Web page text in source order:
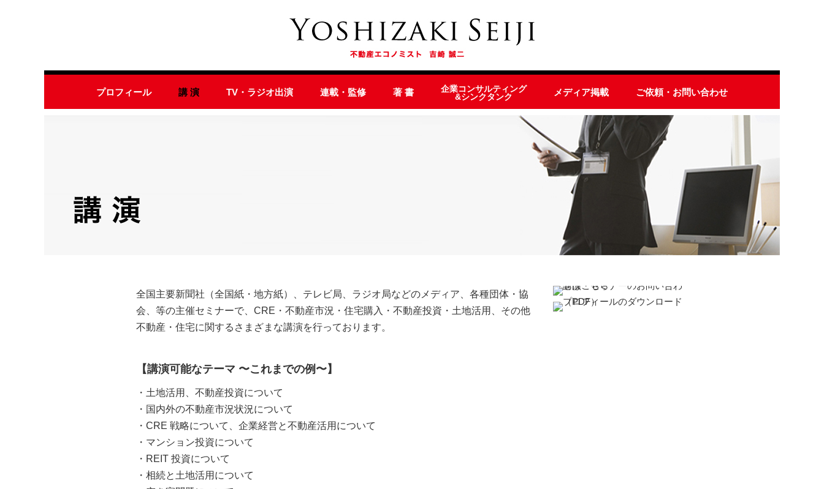
プロフィール 講 演 TV・ラジオ出演 連載・監修 著 書
企業コンサルティング
&シンクタンク
メディア掲載 ご依頼・お問い合わせ
全国主要新聞社（全国紙・地方紙）、テレビ局、ラジオ局などのメディア、各種団体・協
会、等の主催セミナーで、CRE・不動産市況・住宅購入・不動産投資・土地活用、その他
不動産・住宅に関するさまざまな講演を行っております。
【講演可能なテーマ 〜これまでの例〜】
・土地活用、不動産投資について
・国内外の不動産市況状況について
・CRE 戦略について、企業経営と不動産活用について
・マンション投資について
・REIT 投資について
・相続と土地活用について